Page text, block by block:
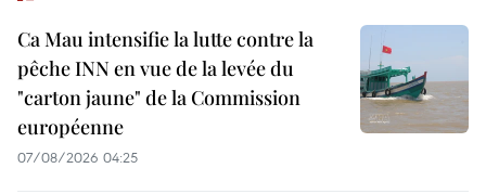
Ca Mau intensifie la lutte contre la
pêche INN en vue de la levée du
"carton jaune" de la Commission
européenne
07/08/2026 04:25